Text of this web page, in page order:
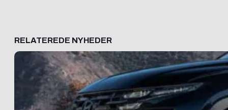
RELATEREDE NYHEDER